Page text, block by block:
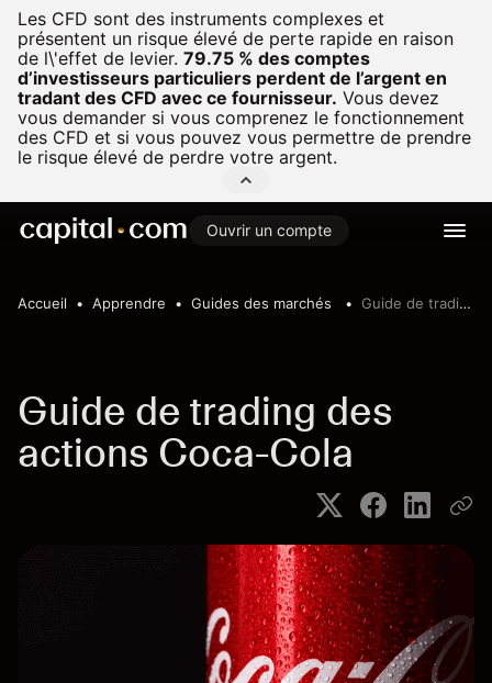
Les CFD sont des instruments complexes et
présentent un risque élevé de perte rapide en raison
de l\'effet de levier. 79.75 % des comptes
d’investisseurs particuliers perdent de l’argent en
tradant des CFD avec ce fournisseur. Vous devez
vous demander si vous comprenez le fonctionnement
des CFD et si vous pouvez vous permettre de prendre
le risque élevé de perdre votre argent.
Ouvrir un compte
Accueil Apprendre Guides des marchés Guide de trading des actions Coca-Cola
Guide de trading des
actions Coca-Cola